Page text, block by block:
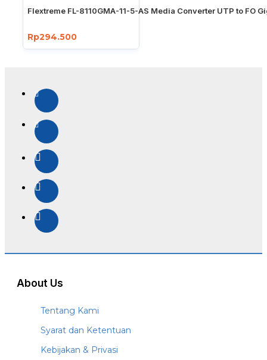
Flextreme FL-8110GMA-11-5-AS Media Converter UTP to FO
Rp294.500
About Us
Tentang Kami
Syarat dan Ketentuan
Kebijakan & Privasi